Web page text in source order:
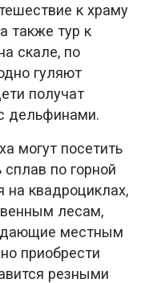
к храму
также тур к
скале, по
гуляют
получат
дельфинами.
могут посетить
по горной
на квадроциклах,
лесам,
местным
приобрести
резными